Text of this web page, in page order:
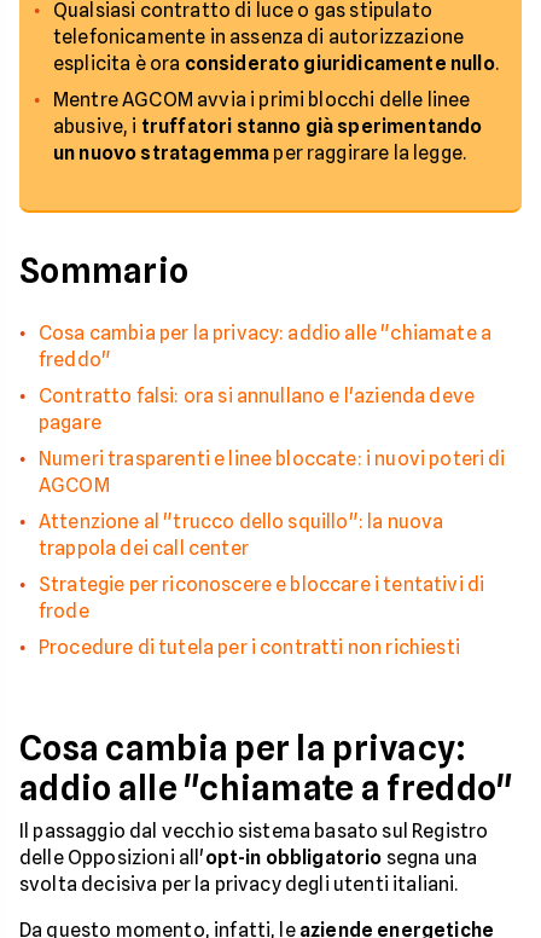
Qualsiasi contratto di luce o gas stipulato
telefonicamente in assenza di autorizzazione
esplicita è ora considerato giuridicamente nullo.
Mentre AGCOM avvia i primi blocchi delle linee
abusive, i truffatori stanno già sperimentando
un nuovo stratagemma per raggirare la legge.
Sommario
Cosa cambia per la privacy: addio alle "chiamate a
freddo"
Contratto falsi: ora si annullano e l'azienda deve
pagare
Numeri trasparenti e linee bloccate: i nuovi poteri di
AGCOM
Attenzione al "trucco dello squillo": la nuova
trappola dei call center
Strategie per riconoscere e bloccare i tentativi di
frode
Procedure di tutela per i contratti non richiesti
Cosa cambia per la privacy:
addio alle "chiamate a freddo"
Il passaggio dal vecchio sistema basato sul Registro
delle Opposizioni all'opt-in obbligatorio segna una
svolta decisiva per la privacy degli utenti italiani.
Da questo momento, infatti, le aziende energetiche